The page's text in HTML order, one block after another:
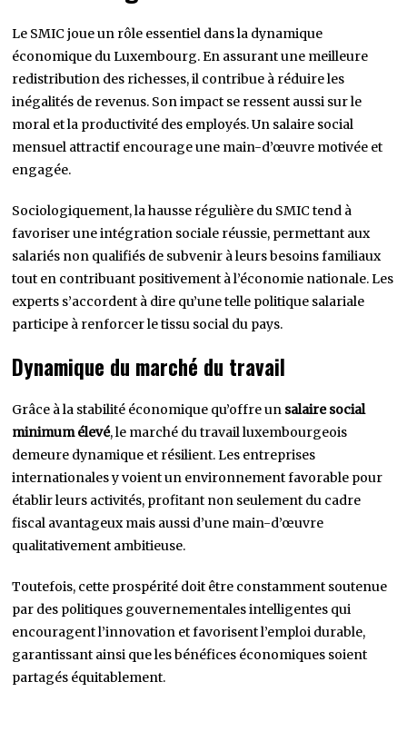
Le SMIC joue un rôle essentiel dans la dynamique
économique du Luxembourg. En assurant une meilleure
redistribution des richesses, il contribue à réduire les
inégalités de revenus. Son impact se ressent aussi sur le
moral et la productivité des employés. Un salaire social
mensuel attractif encourage une main-d’œuvre motivée et
engagée.
Sociologiquement, la hausse régulière du SMIC tend à
favoriser une intégration sociale réussie, permettant aux
salariés non qualifiés de subvenir à leurs besoins familiaux
tout en contribuant positivement à l’économie nationale. Les
experts s’accordent à dire qu’une telle politique salariale
participe à renforcer le tissu social du pays.
Dynamique du marché du travail
Grâce à la stabilité économique qu’offre un salaire social
minimum élevé, le marché du travail luxembourgeois
demeure dynamique et résilient. Les entreprises
internationales y voient un environnement favorable pour
établir leurs activités, profitant non seulement du cadre
fiscal avantageux mais aussi d’une main-d’œuvre
qualitativement ambitieuse.
Toutefois, cette prospérité doit être constamment soutenue
par des politiques gouvernementales intelligentes qui
encouragent l’innovation et favorisent l’emploi durable,
garantissant ainsi que les bénéfices économiques soient
partagés équitablement.